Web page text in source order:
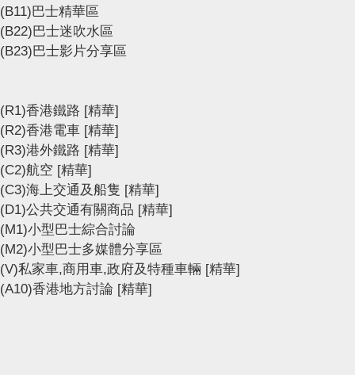
(B11)巴士精華區
(B22)巴士迷吹水區
(B23)巴士影片分享區
(R1)香港鐵路 [精華]
(R2)香港電車 [精華]
(R3)港外鐵路 [精華]
(C2)航空 [精華]
(C3)海上交通及船隻 [精華]
(D1)公共交通有關商品 [精華]
(M1)小型巴士綜合討論
(M2)小型巴士多媒體分享區
(V)私家車,商用車,政府及特種車輛 [精華]
(A10)香港地方討論 [精華]